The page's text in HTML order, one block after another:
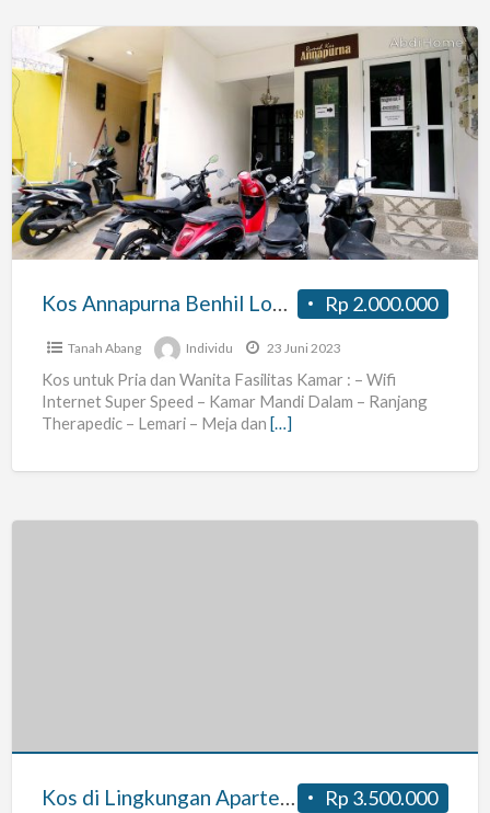
Kos
Annapurna
Benhil
Lokasi
Strategis
Rp 2.000.000
Kos Annapurna Benhil Lokasi Strategis
Tanah Abang Individu 23 Juni 2023
Kos untuk Pria dan Wanita Fasilitas Kamar : – Wifi
Internet Super Speed – Kamar Mandi Dalam – Ranjang
Therapedic – Lemari – Meja dan […]
Rp 3.500.000
Kos di Lingkungan Apartemen Sudirman Park